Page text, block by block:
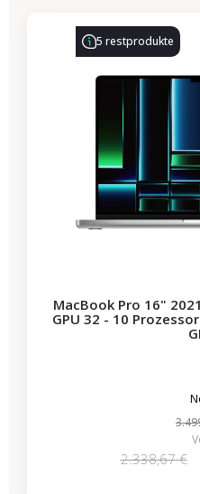
5 restprodukte
MacBook Pro 16"
GPU 32 - 10
2.338,67 €